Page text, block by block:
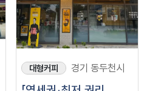
대형커피 경기 동두천시